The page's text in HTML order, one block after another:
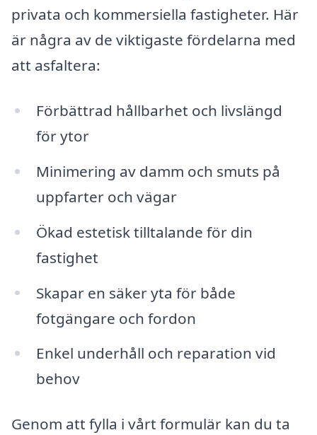
privata och kommersiella fastigheter. Här
är några av de viktigaste fördelarna med
att asfaltera:
Förbättrad hållbarhet och livslängd
för ytor
Minimering av damm och smuts på
uppfarter och vägar
Ökad estetisk tilltalande för din
fastighet
Skapar en säker yta för både
fotgängare och fordon
Enkel underhåll och reparation vid
behov
Genom att fylla i vårt formulär kan du ta